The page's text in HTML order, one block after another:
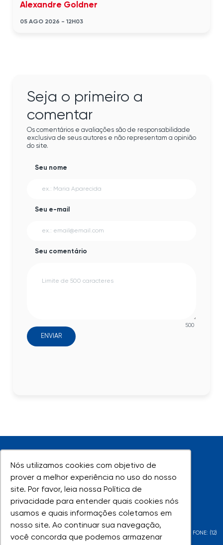
Nós utilizamos cookies com objetivo de
prover a melhor experiência no uso do nosso
site. Por favor, leia nossa Política de
privacidade para entender quais cookies nós
usamos e quais informações coletamos em
nosso site. Ao continuar sua navegação,
você concorda que podemos armazenar
Nós utilizamos cookies com objetivo de
prover a melhor experiência no uso do nosso
site. Por favor, leia nossa Política de
privacidade para entender quais cookies nós
usamos e quais informações coletamos em
nosso site. Ao continuar sua navegação,
você concorda que podemos armazenar
Alexandre Goldner
05 AGO 2026 - 12H03
Seja o primeiro a
comentar
Os comentários e avaliações são de responsabilidade
exclusiva de seus autores e não representam a opinião
do site.
Seu nome
Seu e-mail
Seu comentário
500
ENVIAR
UNIVAP - Todos os direitos reservados
AV. SHISHIMA HIFUMI, 2911 - URBANOVA - SÃO JOSÉ DOS CAMPOS - SP - FONE: (12)